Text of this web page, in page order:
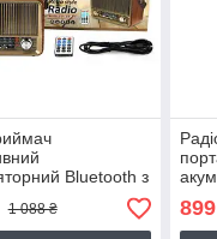
Bluetooth з
під ретро Kemai
1 088 ₴
MD-
899